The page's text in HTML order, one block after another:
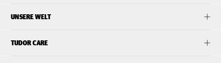
UNSERE WELT
TUDOR CARE